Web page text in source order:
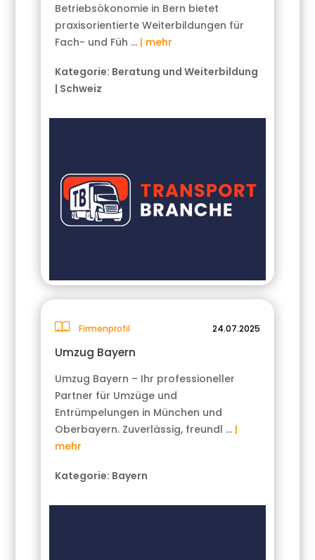
Betriebsökonomie in Bern bietet
praxisorientierte Weiterbildungen für
Fach- und Füh … | mehr
Kategorie: Beratung und Weiterbildung
| Schweiz
Firmenprofil 24.07.2025
Umzug Bayern
Umzug Bayern – Ihr professioneller
Partner für Umzüge und
Entrümpelungen in München und
Oberbayern. Zuverlässig, freundl … |
mehr
Kategorie: Bayern